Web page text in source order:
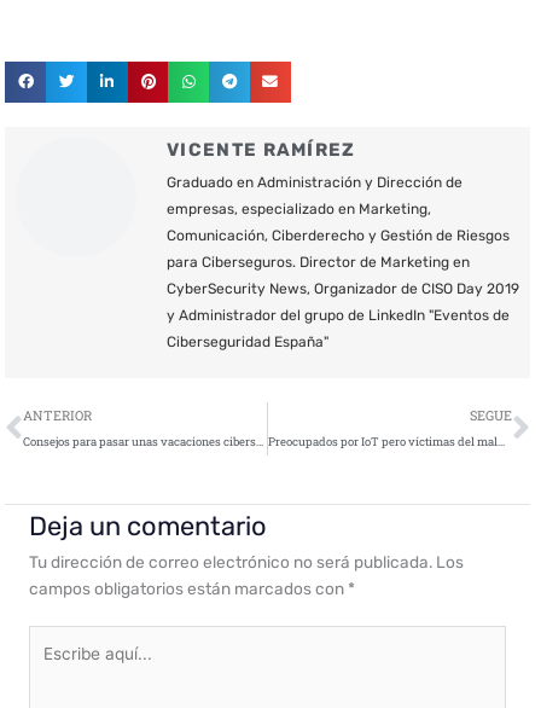
VICENTE RAMÍREZ
Graduado en Administración y Dirección de
empresas, especializado en Marketing,
Comunicación, Ciberderecho y Gestión de Riesgos
para Ciberseguros. Director de Marketing en
CyberSecurity News, Organizador de CISO Day 2019
y Administrador del grupo de LinkedIn "Eventos de
Ciberseguridad España"
Ant
ANTERIOR
Consejos para pasar unas vacaciones ciberseguras
SEGUE
Preocupados por IoT pero víctimas del malware: Los puntos débiles de las organizaciones industriales
Deja un comentario
Tu dirección de correo electrónico no será publicada. Los
campos obligatorios están marcados con *
aquí...